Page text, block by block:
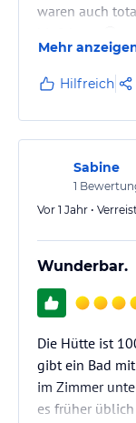
waren auch
Mehr
Hilfreich
Sabine
1
Vor 1 Jahr •
Wunderbar.
Die Hütte ist
gibt ein Bad
im Zimmer
es früher